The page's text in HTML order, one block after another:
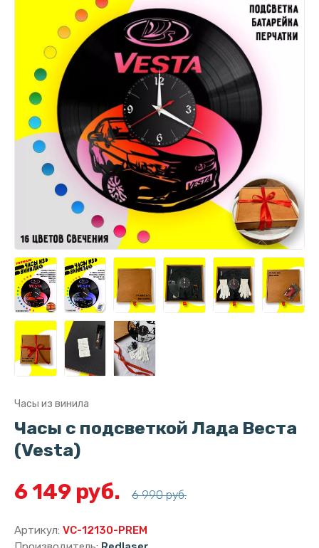
Часы из винила
Часы с подсветкой Лада Веста
(Vesta)
6 149 руб. 6 990 руб.
Артикул: VC-12130-PREM